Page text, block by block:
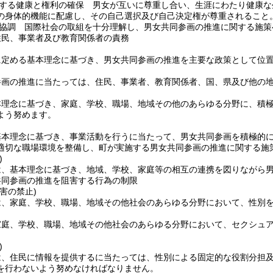
る健康と権利の確保 男女が互いに尊重し合い、生涯にわたり健康
身体的機能に配慮し、その自己選択及び自己決定権が尊重されること
調 国際社会の取組を十分理解し、男女共同参画の推進に関する施
、事業者及び教育関係者の責務
める基本理念に基づき、男女共同参画の推進を主要な政策として
の推進に当たっては、住民、事業者、教育関係者、国、県及び他の
念に基づき、家庭、学校、職場、地域その他のあらゆる分野に、
努めます。
理念に基づき、事業活動を行うに当たって、男女共同参画を積極
切な職場環境を整備し、町が実施する男女共同参画の推進に関する
基本理念に基づき、地域、学校、家庭等の相互の連携を図りながら
参画の推進を阻害する行為の制限
の禁止)
家庭、学校、職場、地域その他社会のあらゆる分野において、性
、学校、職場、地域その他社会のあらゆる分野において、セクシ
住民に情報を提供するに当たっては、性別による固定的な役割分担
行わないよう努めなければなりません。